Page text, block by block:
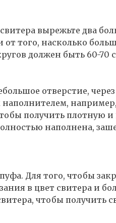
вырежьте два
от того, насколько
должен быть 60-70
отверстие,
получить плотную и
наполнена,
Для того, чтобы
в цвет свитера и
чтобы получить